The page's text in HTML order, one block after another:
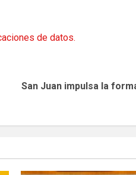
de datos.
San Juan impulsa la